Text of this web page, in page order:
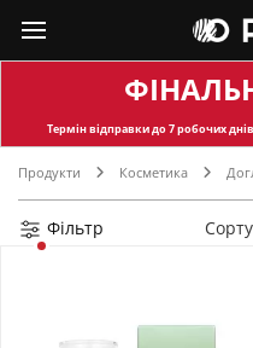
Термін відправкидо 7 робочих
Продукти Косметика
Фільтр